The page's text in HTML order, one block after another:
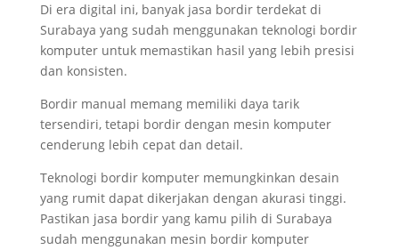
Di era digital ini, banyak jasa bordir terdekat di
Surabaya yang sudah menggunakan teknologi bordir
komputer untuk memastikan hasil yang lebih presisi
dan konsisten.
Bordir manual memang memiliki daya tarik
tersendiri, tetapi bordir dengan mesin komputer
cenderung lebih cepat dan detail.
Teknologi bordir komputer memungkinkan desain
yang rumit dapat dikerjakan dengan akurasi tinggi.
Pastikan jasa bordir yang kamu pilih di Surabaya
sudah menggunakan mesin bordir komputer